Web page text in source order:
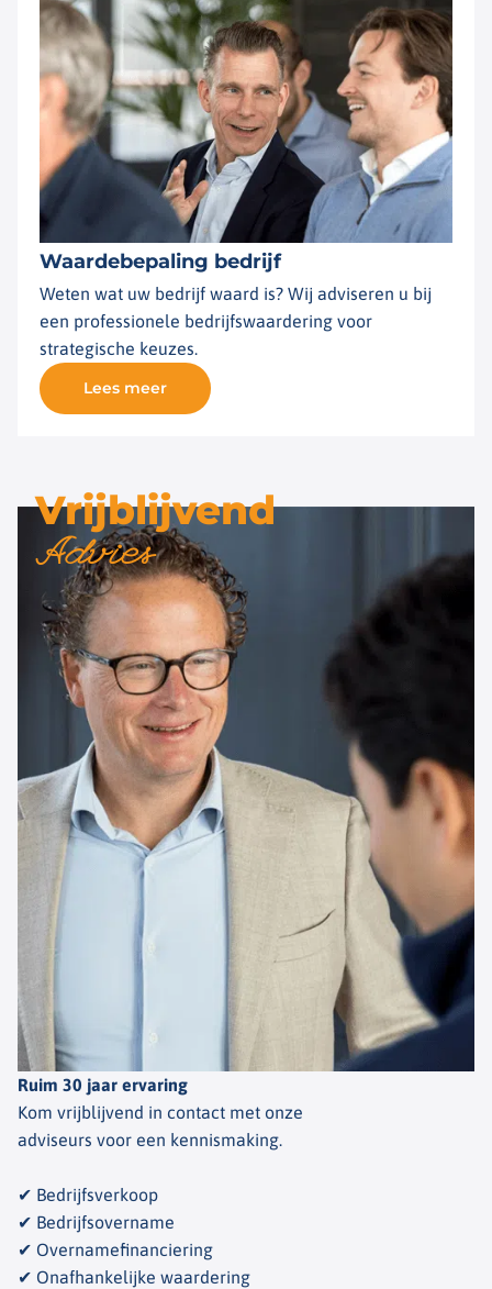
Waardebepaling bedrijf
Weten wat uw bedrijf waard is? Wij adviseren u bij
een professionele bedrijfswaardering voor
strategische keuzes.
Lees meer
Vrijblijvend
Advies
Ruim 30 jaar ervaring
Kom vrijblijvend in contact met onze
adviseurs voor een kennismaking.
✔ Bedrijfsverkoop
✔ Bedrijfsovername
✔ Overnamefinanciering
✔ Onafhankelijke waardering